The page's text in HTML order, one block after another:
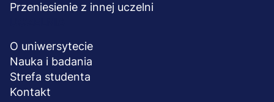
Przeniesienie z innej uczelni
O uniwersytecie
Nauka i badania
Strefa studenta
Kontakt